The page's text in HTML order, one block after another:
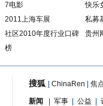
7电影
快乐
2011上海车展
私募
社区2010年度行业口碑
榜
贵州
搜狐 ChinaRen 焦
新闻 军事 公益